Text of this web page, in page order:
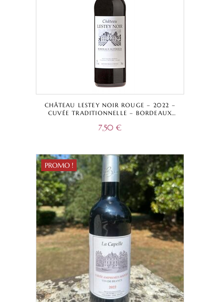
CHÂTEAU LESTEY NOIR ROUGE – 2022 –
CUVÉE TRADITIONNELLE – BORDEAUX
7,50 €
PROMO !